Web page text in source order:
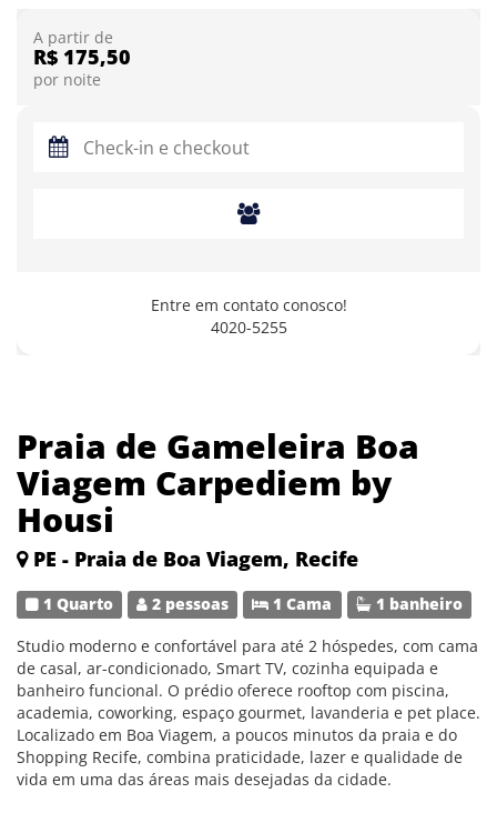
Praia de Gameleira Boa
Viagem Carpediem by
Housi
PE - Praia de Boa Viagem, Recife
1 Quarto 2 pessoas 1 Cama 1 banheiro
Studio moderno e confortável para até 2 hóspedes, com cama
de casal, ar-condicionado, Smart TV, cozinha equipada e
banheiro funcional. O prédio oferece rooftop com piscina,
academia, coworking, espaço gourmet, lavanderia e pet place.
Localizado em Boa Viagem, a poucos minutos da praia e do
Shopping Recife, combina praticidade, lazer e qualidade de
vida em uma das áreas mais desejadas da cidade.
A partir de
R$ 175,50
por noite
Entre em contato conosco!
4020-5255